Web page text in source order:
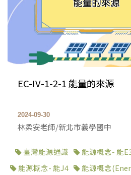
EC-IV-1-2-1 能量的來源
2024-09-30
林柔安老師/新北市義學國中
臺灣能源通識 能源概念- 能
能源概念- 能J4
能源概念